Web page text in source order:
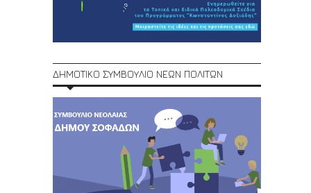
ΔΗΜΟΤΙΚΟ ΣΥΜΒΟΥΛΙΟ ΝΕΩΝ ΠΟΛΙΤΩΝ